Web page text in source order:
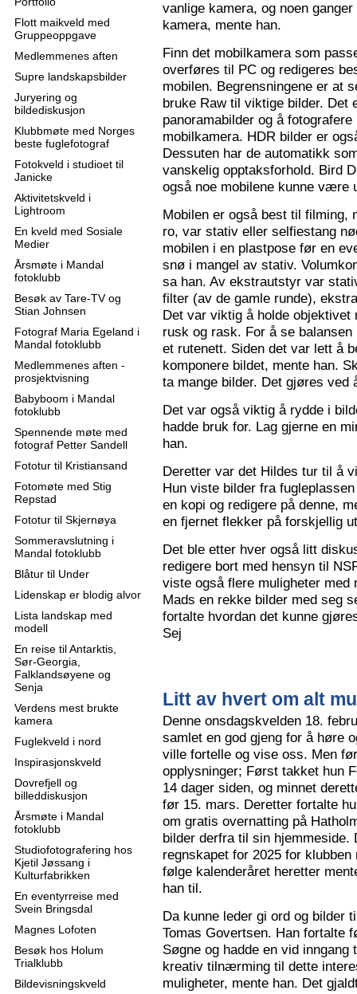
Flott maikveld med
Gruppeoppgave
Medlemmenes aften
Supre landskapsbilder
Juryering og
bildediskusjon
Klubbmøte med Norges
beste fuglefotograf
Fotokveld i studioet til
Janicke
Aktivitetskveld i
Lightroom
En kveld med Sosiale
Medier
Årsmøte i Mandal
fotoklubb
Besøk av Tare-TV og
Stian Johnsen
Fotograf Maria Egeland i
Mandal fotoklubb
Medlemmenes aften -
prosjektvisning
Babyboom i Mandal
fotoklubb
Spennende møte med
fotograf Petter Sandell
Fototur til Kristiansand
Fotomøte med Stig
Repstad
Fototur til Skjernøya
Sommeravslutning i
Mandal fotoklubb
Blåtur til Under
Lidenskap er blodig alvor
Lista landskap med
modell
En reise til Antarktis,
Sør-Georgia,
Falklandsøyene og
Senja
Verdens mest brukte
kamera
Fuglekveld i nord
Inspirasjonskveld
Dovrefjell og
billeddiskusjon
Årsmøte i Mandal
fotoklubb
Studiofotografering hos
Kjetil Jøssang i
Kulturfabrikken
En eventyrreise med
Svein Bringsdal
Magnes Lofoten
Besøk hos Holum
Trialklubb
Bildevisningskveld
vanlige kamera, og noen
kamera, mente han.
Finn det mobilkamera som
overføres til PC og redigeres
mobilen. Begrensningene er at
bruke Raw til viktige bilder. Det
panoramabilder og å
mobilkamera. HDR bilder er
Dessuten har de automatikk
vanskelig opptaksforhold. Bird
også noe mobilene kunne være
Mobilen er også best til filming,
ro, var stativ eller selfiestang
mobilen i en plastpose før en
snø i mangel av stativ.
sa han. Av ekstrautstyr var
filter (av de gamle runde),
Det var viktig å holde
rusk og rask. For å se
et rutenett. Siden det var lett å
komponere bildet, mente han.
ta mange bilder. Det gjøres ved
Det var også viktig å rydde i
hadde bruk for. Lag gjerne en
han.
Deretter var det Hildes tur til å
Hun viste bilder fra
en kopi og redigere på denne,
en fjernet flekker på forskjellig
Det ble etter hver også litt
redigere bort med hensyn til
viste også flere muligheter
Mads en rekke bilder med seg
fortalte hvordan det kunne
Sej
Litt av hvert om alt
Denne onsdagskvelden 18.
samlet en god gjeng for å høre
ville fortelle og vise oss. Men
opplysninger; Først takket hun
14 dager siden, og minnet
før 15. mars. Deretter fortalte
om gratis overnatting på
bilder derfra til sin hjemmeside.
regnskapet for 2025 for
følge kalenderåret heretter
han til.
Da kunne leder gi ord og bilder
Tomas Govertsen. Han fortalte
Søgne og hadde en vid
kreativ tilnærming til dette
muligheter, mente han. Det